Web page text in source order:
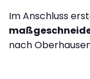
Im Anschluss
nach